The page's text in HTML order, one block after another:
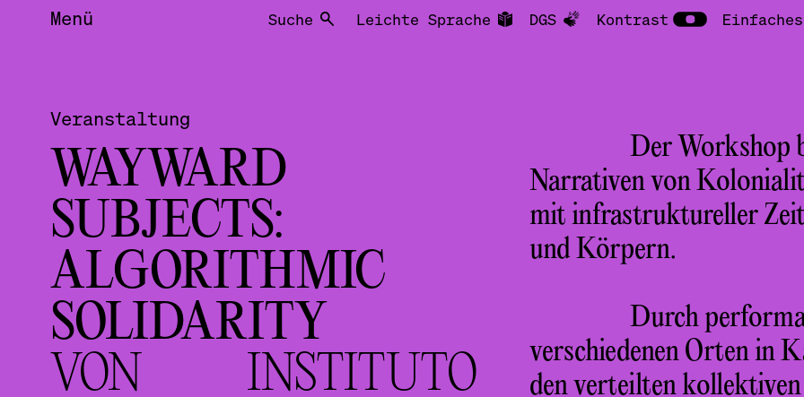
Menü Suche Leichte Sprache DGS Kontrast
Veranstaltung
WAYWARD
SUBJECTS:
ALGORITHMIC
SOLIDARITY
VON INSTITUTO
Der Workshop
Narrativen von
mit infrastruktureller
und Körpern.
Durch
verschiedenen Orten in
den verteilten